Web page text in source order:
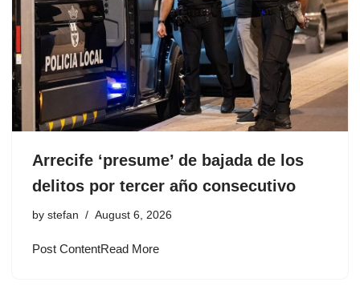
Arrecife ‘presume’ de bajada de los
delitos por tercer año consecutivo
by stefan August 6, 2026
Post ContentRead More